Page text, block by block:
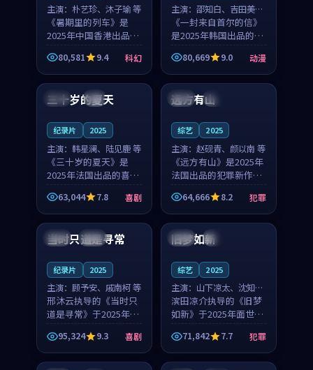
主演： 朴艺珍、沐子瑜 等
《暑期里的列车》是
2025年中国香港出品的
科幻新作，主创团队希
望用城市夜归人的故事
让观众停下来想一想。
朴艺珍领衔，沐子瑜担
任重要角色，郑书延的
80,581 9.4 科幻
主演： 邵知白、吉田美琴
等
《一封来自首尔的信》
是2025年韩国出品的动
漫新作，主创团队希望
用高考往事的故事让观
众停下来想一想。邵知
重要角色，谢承南的
80,669 9.0 动漫
法国 4K
三十岁的夏天
纪录片 2025
主演： 韩星澜、陆见鹿 等
《三十岁的夏天》是
2025年法国出品的喜剧
新作，主创团队希望用
深夜电台的故事让观众
停下来想一想。韩星澜
角色，山田纯一的叙事
63,044 7.8 喜剧
法国 独播
远方有山
综艺 2025
主演： 赵砚青、颜以南 等
《远方有山》是2025年
法国出品的犯罪新作，
主创团队希望用高校追
梦的故事让观众停下来
想一想。赵砚青领衔，
颜以南担任重要角色，
山田纯一的叙事节奏
64,666 8.2 犯罪
泰国 杜比
当时只道是寻常
纪录片 2025
主演： 顾予安、戚南柯 等
邢沐云执导的《当时只
道是寻常》于2025年面
世，泰国的城市气质与
母女情深的人物心境共
同构筑了影片基调。顾
予安、戚南柯用细腻的
95,324 9.3 喜剧
中国 高分
旧梦如新
综艺 2025
主演： 山下凉太、沈知韵
等
滨田凉介执导的《旧梦
如新》于2025年面世，
中国台湾的城市气质与
异国相遇的人物心境共
同构筑了影片基调。山
下凉太、沈知韵用细腻
71,842 7.7 犯罪